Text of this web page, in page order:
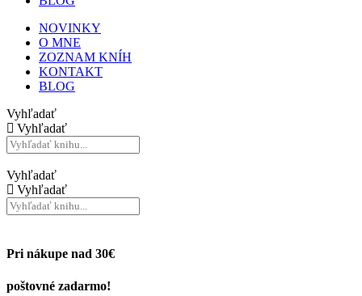
NOVINKY
O MNE
ZOZNAM KNÍH
KONTAKT
BLOG
Vyhľadať
Vyhľadať
Vyhľadať
Vyhľadať
Pri nákupe nad 30€
poštovné zadarmo!